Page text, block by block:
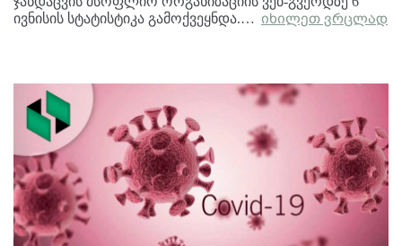
ივნისის სტატისტიკა გამოქვეყნდა.… იხილეთ ვრცლად